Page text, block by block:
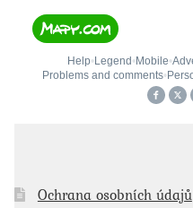
Ochrana osobních údajů